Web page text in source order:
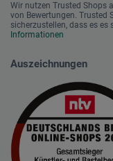
Wir nutzen Trusted Shops
von Bewertungen. Trusted
sicherzustellen, dass es es
Informationen
Auszeichnungen